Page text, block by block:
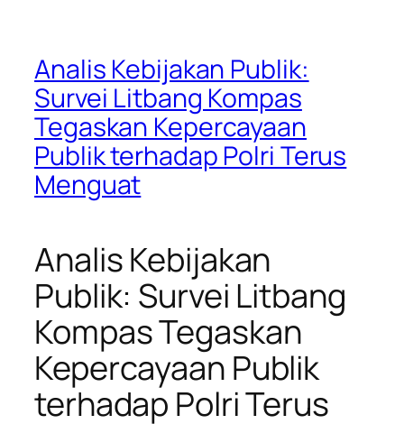
Analis Kebijakan Publik:
Survei Litbang Kompas
Tegaskan Kepercayaan
Publik terhadap Polri Terus
Menguat
Analis Kebijakan
Publik: Survei Litbang
Kompas Tegaskan
Kepercayaan Publik
terhadap Polri Terus